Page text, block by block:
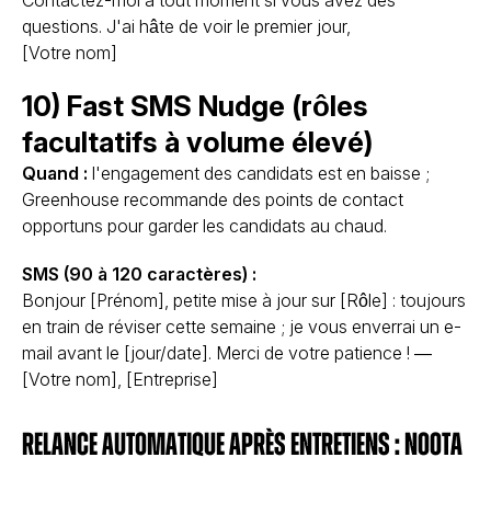
questions. J'ai hâte de voir le premier jour,
[Votre nom]
10) Fast SMS Nudge (rôles
facultatifs à volume élevé)
Quand : l'engagement des candidats est en baisse ;
Greenhouse recommande des points de contact
opportuns pour garder les candidats au chaud.
SMS (90 à 120 caractères) :
Bonjour [Prénom], petite mise à jour sur [Rôle] : toujours
en train de réviser cette semaine ; je vous enverrai un e-
mail avant le [jour/date]. Merci de votre patience ! —
[Votre nom], [Entreprise]
Relance automatique après entretiens : Noota